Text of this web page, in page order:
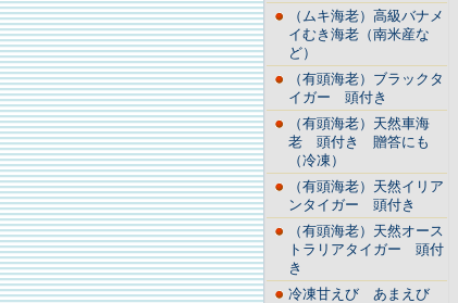
（ムキ海老）高級バナメ
イむき海老（南米産な
ど）
（有頭海老）ブラックタ
イガー 頭付き
（有頭海老）天然車海
老 頭付き 贈答にも
（冷凍）
（有頭海老）天然イリア
ンタイガー 頭付き
（有頭海老）天然オース
トラリアタイガー 頭付
き
冷凍甘えび あまえび